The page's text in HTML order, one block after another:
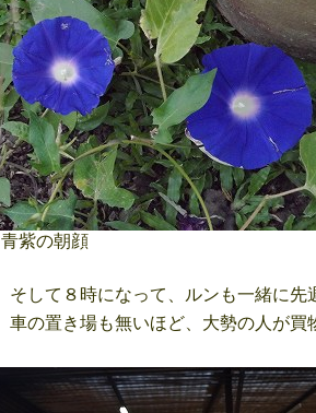
青紫の朝顔
そして８時になって、ルンも一緒に先
車の置き場も無いほど、大勢の人が買